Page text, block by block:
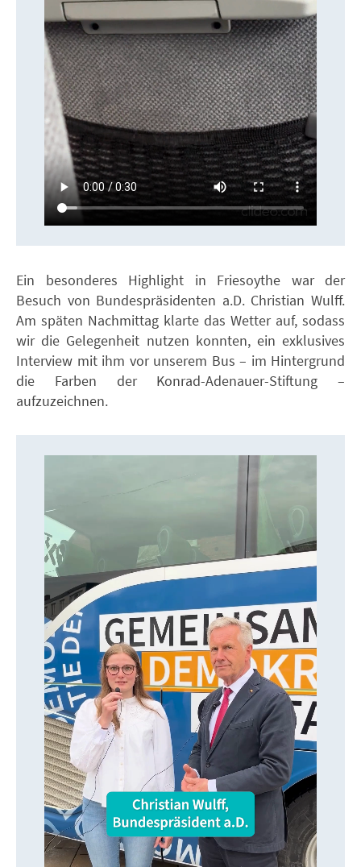
Ein besonderes Highlight in Friesoythe war der
Besuch von Bundespräsidenten a.D. Christian Wulff.
Am späten Nachmittag klarte das Wetter auf, sodass
wir die Gelegenheit nutzen konnten, ein exklusives
Interview mit ihm vor unserem Bus – im Hintergrund
die Farben der Konrad-Adenauer-Stiftung –
aufzuzeichnen.